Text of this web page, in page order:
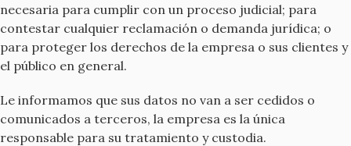
necesaria para cumplir con un proceso judicial; para
contestar cualquier reclamación o demanda jurídica; o
para proteger los derechos de la empresa o sus clientes y
el público en general.
Le informamos que sus datos no van a ser cedidos o
comunicados a terceros, la empresa es la única
responsable para su tratamiento y custodia.